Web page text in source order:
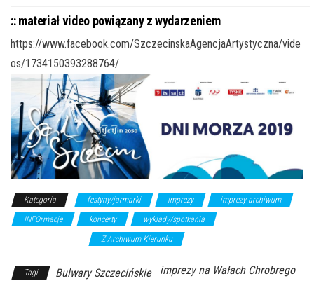
:: materiał video powiązany z wydarzeniem
https://www.facebook.com/SzczecinskaAgencjaArtystyczna/vide
os/1734150393288764/
Kategoria festyny/jarmarki Imprezy
imprezy archiwum
INFOrmacje
koncerty
wykłady/spotkania
Z Archiwum Kierunku
Tagi Bulwary Szczecińskie
imprezy na Wałach Chrobrego